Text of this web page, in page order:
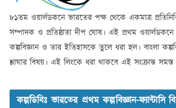
৮১তম ওয়ার্লডকনে ভারতের পক্ষ থেকে একমাত্র
সম্পাদক ও প্রতিষ্ঠাতা দীপ ঘোষ। এই প্রথম ওয়ার্লডকনে
কল্পবিজ্ঞান ও তার ইতিহাসকে তুলে ধরা হল। বাংলা
শ্লাঘার বিষয়। এই লিংকে ধরা থাকবে এই সংক্রান্ত
কল্পডিবিঃ ভারতের প্রথম কল্পবিজ্ঞান-ফ্যান্টাসি